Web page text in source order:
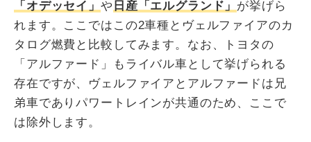
「オデッセイ」 や 日産「エルグランド」 が挙げら
れます。ここではこの2車種とヴェルファイアのカ
タログ燃費と比較してみます。なお、トヨタの
「アルファード」もライバル車として挙げられる
存在ですが、ヴェルファイアとアルファードは兄
弟車でありパワートレインが共通のため、ここで
は除外します。